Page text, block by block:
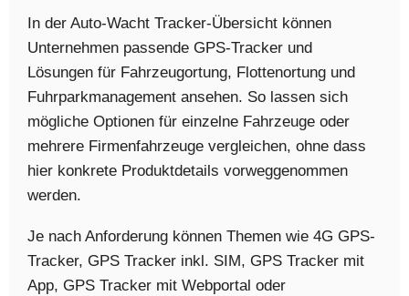
In der Auto-Wacht Tracker-Übersicht können
Unternehmen passende GPS-Tracker und
Lösungen für Fahrzeugortung, Flottenortung und
Fuhrparkmanagement ansehen. So lassen sich
mögliche Optionen für einzelne Fahrzeuge oder
mehrere Firmenfahrzeuge vergleichen, ohne dass
hier konkrete Produktdetails vorweggenommen
werden.
Je nach Anforderung können Themen wie 4G GPS-
Tracker, GPS Tracker inkl. SIM, GPS Tracker mit
App, GPS Tracker mit Webportal oder